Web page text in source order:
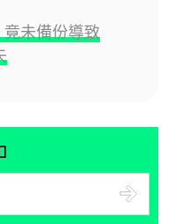
未備份導致